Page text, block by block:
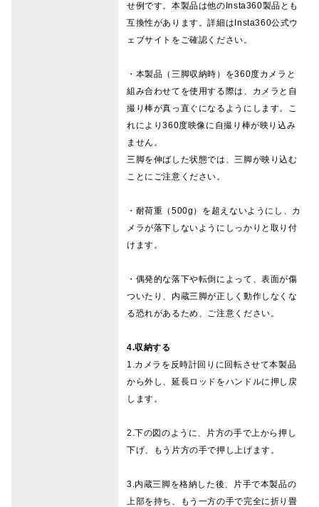
せ例です。本製品は他のInsta360製品とも
互換性があります。詳細はInsta360公式ウ
ェブサイトをご確認ください。
・本製品（三脚収納時）を360度カメラと
組み合わせてを使用する際は、カメラと自
撮り棒が真っ直ぐになるようにします。こ
れにより360度映像に自撮り棒が映り込み
ません。
三脚を伸ばした状態では、三脚が映り込む
ことにご注意ください。
・耐荷重（500g）を超えないようにし、カ
メラが落下しないようにしっかりと取り付
けます。
・偶発的な落下や転倒によって、表面が傷
ついたり、内蔵三脚が正しく動作しなくな
る恐れがあるため、ご注意ください。
4.収納する
1.カメラを反時計回りに回転させて本製品
から外し、延長ロッドをハンドルに押し戻
します。
2.下の図のように、片方の手で上から押し
下げ、もう片方の手で押し上げます。
3.内蔵三脚を格納した後、片手で本製品の
上部を持ち、もう一方の手で完全に折り畳